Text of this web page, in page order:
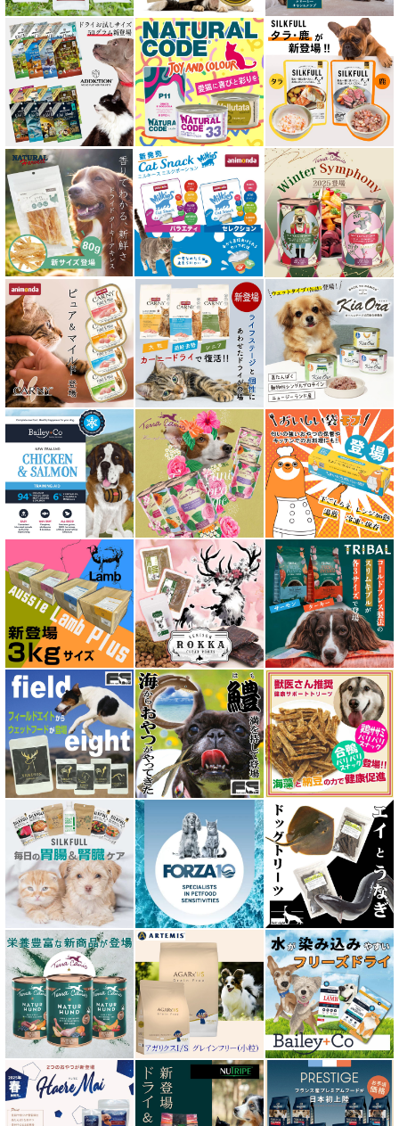
特集 穀物不使用 キャットフード（ドライ）
エアドライ キャットフード
フリーズドライ キャットフード
おやつ全アイテム
素材そのまま
アイファクトリーおやつ
アタスキャット Aatas Cat
アディクション Addiction
アニモンダ ANIMONDA
アマノヴァ Amanova
アルモネイチャー almo nature
アンブロシア AMBROSIA
アートゥー AATU
アーテミス ARTEMIS
イティ iti
ウェルネス ヘルシーバランス
ウルフブラット WOLFSBLUT
エーワン AWAN DOG FOOD
エーにゃん Anyan 猫用おやつ
エクイリブリア EQUILIBRIA
エンパイア EMPIRE
オージー ラム プラス Aussie Lamb Plus
カントリーロード Country Roads
キアオラ kiaora
キャノフィラ
グリーンフィッシュ GreenFish